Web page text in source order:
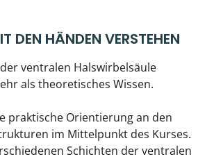
DEN HÄNDEN VERSTEHEN
ventralen Halswirbelsäule
als theoretisches Wissen.
praktische Orientierung an den
im Mittelpunkt des Kurses.
Schichten der ventralen